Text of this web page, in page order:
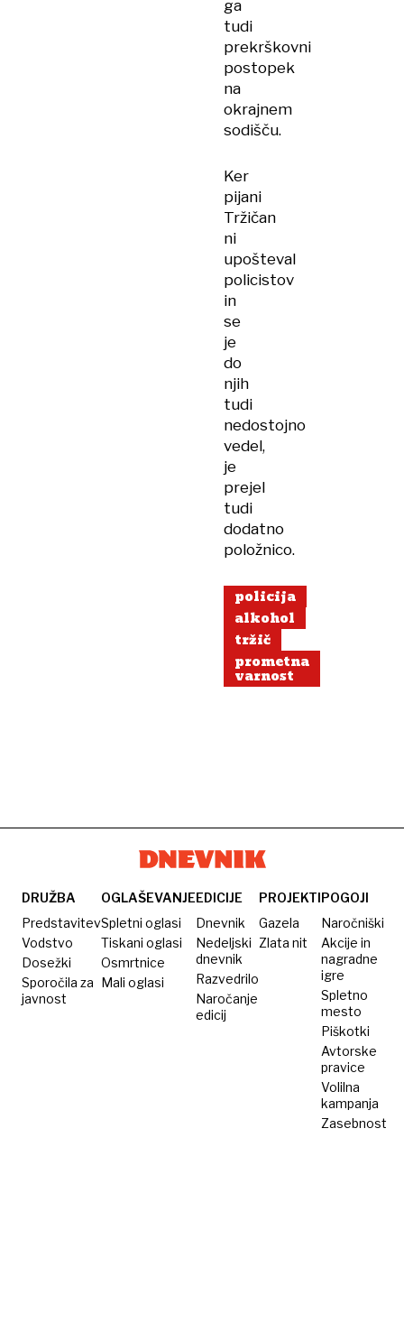
ga
tudi
prekrškovni
postopek
na
okrajnem
sodišču.
Ker
pijani
Tržičan
ni
upošteval
policistov
in
se
je
do
njih
tudi
nedostojno
vedel,
je
prejel
tudi
dodatno
položnico.
policija
alkohol
tržič
prometna
varnost
DRUŽBA
Predstavitev
Vodstvo
Dosežki
Sporočila za
javnost
OGLAŠEVANJE
Spletni oglasi
Tiskani oglasi
Osmrtnice
Mali oglasi
EDICIJE
Dnevnik
Nedeljski
dnevnik
Razvedrilo
Naročanje
edicij
PROJEKTI
Gazela
Zlata nit
POGOJI
Naročniški
Akcije in
nagradne
igre
Spletno
mesto
Piškotki
Avtorske
pravice
Volilna
kampanja
Zasebnost